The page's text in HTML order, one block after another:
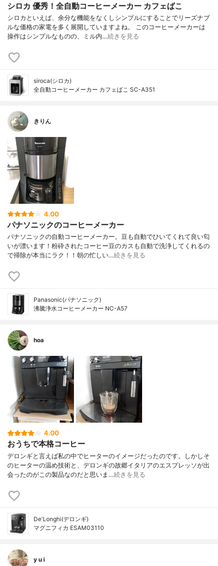
シロカ 優秀！全自動コーヒーメーカー カフェばこ
シロカといえば、余分な機能をなくしシンプルにすることでリーズナブ
ルな価格の家電を多く展開していますよね。 このコーヒーメーカーは
操作はシンプルなものの、ミル内…続きを見る
siroca(シロカ)
全自動コーヒーメーカー カフェばこ SC-A351
きりん
4.00
パナソニックのコーヒーメーカー
パナソニックの自動コーヒーメーカー。豆も自動でひいてくれて良い匂
いが漂います！粉砕されたコーヒー豆のカスも自動で洗浄してくれるの
で掃除が本当にラク！！朝の忙しい…続きを見る
Panasonic(パナソニック)
沸騰浄水コーヒーメーカー NC-A57
hoa
4.00
おうちで本格コーヒー
デロンギと言えば私の中でヒーターのイメージだったのです。しかしそ
のヒーターの温め技術と、デロンギの故郷イタリアのエスプレッソが出
会ったのがこの製品なのだと思いま…続きを見る
De'Longhi(デロンギ)
マグニフィカ ESAM03110
y u i